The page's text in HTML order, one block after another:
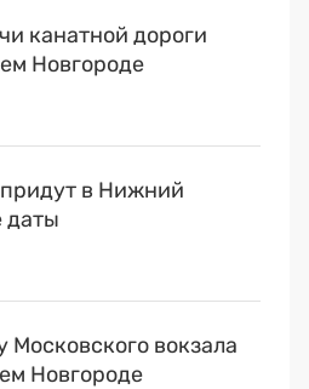
канатной дороги
Новгороде
в Нижний
даты
вокзала
Новгороде